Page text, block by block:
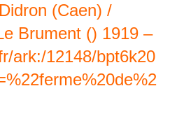
(Caen) /
Brument () 1919 –
ark:/12148/bpt6k20